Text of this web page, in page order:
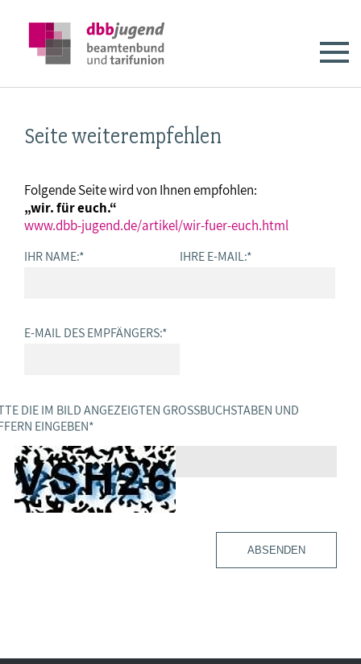
Seite weiterempfehlen
Folgende Seite wird von Ihnen empfohlen:
„wir. für euch.“
www.dbb-jugend.de/artikel/wir-fuer-euch.html
IHR NAME:* IHRE E-MAIL:*
E-MAIL DES EMPFÄNGERS:*
DIE IM BILD ANGEZEIGTEN GROSSBUCHSTABEN UND Z
EINGEBEN *
ABSENDEN